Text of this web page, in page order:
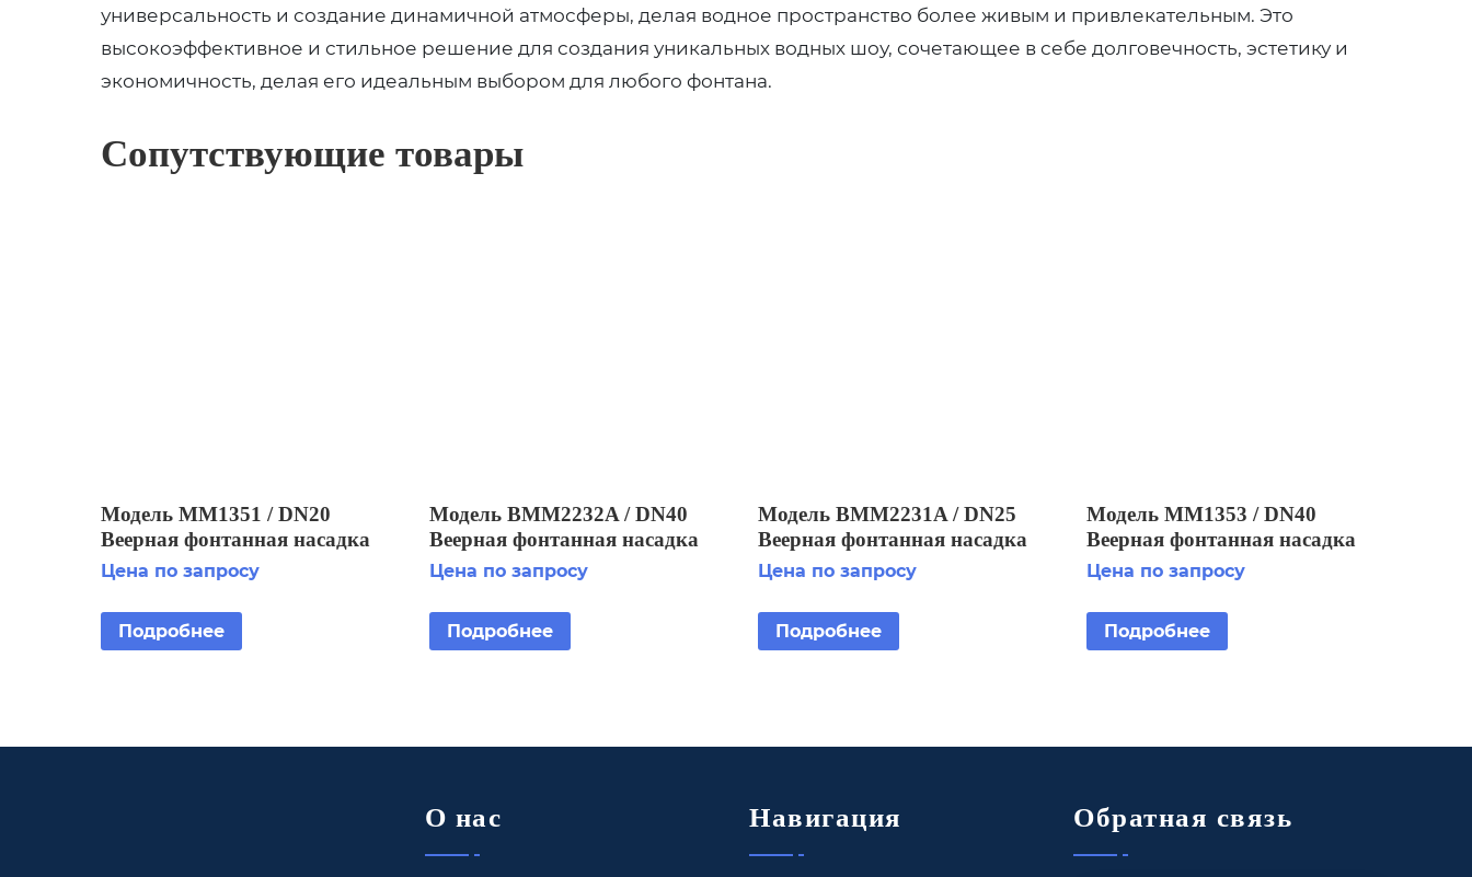
универсальность и создание динамичной атмосферы, делая водное пространство более живым и привлекательным. Это
высокоэффективное и стильное решение для создания уникальных водных шоу, сочетающее в себе долговечность, эстетику и
экономичность, делая его идеальным выбором для любого фонтана.
Сопутствующие товары
Модель MM1351 / DN20
Веерная фонтанная насадка
Цена по запросу
Подробнее
Модель BMM2232A / DN40
Веерная фонтанная насадка
Цена по запросу
Подробнее
Модель BMM2231A / DN25
Веерная фонтанная насадка
Цена по запросу
Подробнее
Модель MM1353 / DN40
Веерная фонтанная насадка
Цена по запросу
Подробнее
О нас Навигация Обратная связь